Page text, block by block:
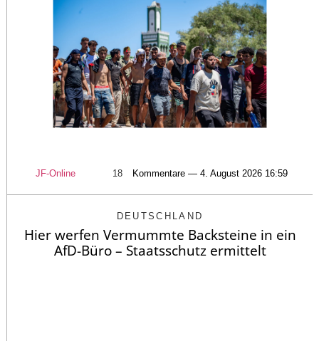
JF-Online 18 Kommentare — 4. August 2026 16:59
DEUTSCHLAND
Hier werfen Vermummte Backsteine in ein
AfD-Büro – Staatsschutz ermittelt